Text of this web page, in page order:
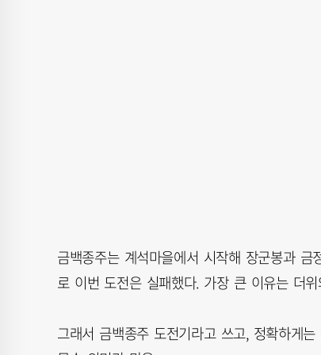
금백종주는 계석마을에서 시작해 장군봉과
로 이번 도전은 실패했다. 가장 큰 이유는 더
그래서 금백종주 도전기라고 쓰고, 정확하게